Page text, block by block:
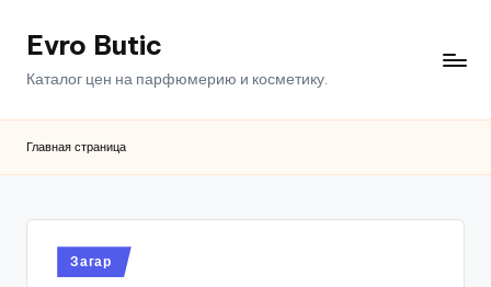
ПерейтиEvro Butic
Каталог цен на парфюмерию и косметику.
Главная страница
Опубликовано
в
Загар